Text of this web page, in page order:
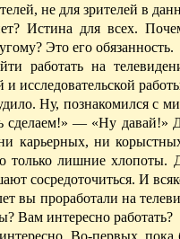
не для зрителей в
Истина для всех.
Это его обязанность.
работать на
исследовательской
Ну, познакомился с
сделаем!» — «Ну давай!»
карьерных, ни
только лишние хлопоты.
сосредоточиться. И
вы проработали на
Вам интересно работать?
Во-первых,